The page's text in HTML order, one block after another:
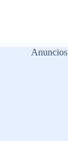
Anuncios